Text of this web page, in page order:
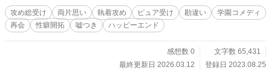
攻め総受け 両片思い 執着攻め ピュア受け 勘違い
学園コメディ
再会
性癖開拓 嘘つき ハッピーエンド
感想数 0
文字数 65,431
最終更新日 2026.03.12
登録日 2023.08.25